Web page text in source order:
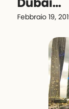
Febbraio 19,